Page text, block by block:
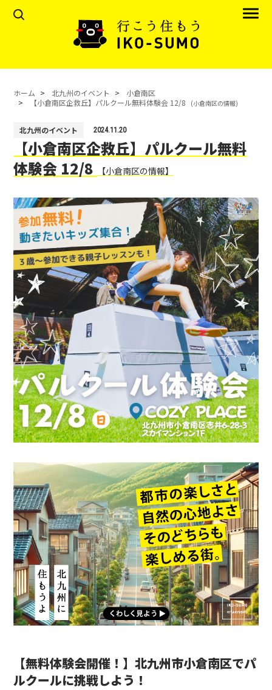
ホーム 北九州のイベント
小倉南区
【小倉南区企救丘】パルクール無料体験会 12/8
(小倉南区の情報)
北九州のイベント 2024.11.20
【小倉南区企救丘】パルクール無料
体験会 12/8
【小倉南区の情報】
【無料体験会開催！】北九州市小倉南区でパ
ルクールに挑戦しよう！